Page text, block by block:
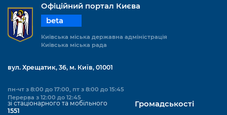
Офіційний портал Києва
beta
Київська міська державна адміністрація
Київська міська рада
вул. Хрещатик, 36, м. Київ, 01001
пн-чт з 8:00 до 17:00, пт з 8:00 до 15:45
Перерва з 12:00 до 12:45
зі стаціонарного та мобільного
1551
Громадськості